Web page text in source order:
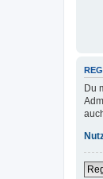
Du